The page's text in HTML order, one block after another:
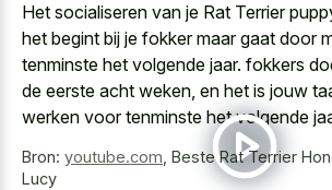
Het socialiseren van je Rat Terrier
het begint bij je fokker maar gaat door
tenminste het volgende jaar. fokkers
de eerste acht weken, en het is jouw
werken voor tenminste het volgende
Bron: youtube.com Beste Rat Terrier
Lucy